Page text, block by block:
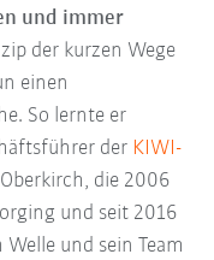
und immer
der kurzen Wege
einen
So lernte er
der KIWI-
die 2006
und seit 2016
und sein Team